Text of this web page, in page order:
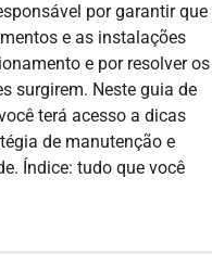
por garantir que
e as instalações
e por resolver os
surgirem. Neste guia de
terá acesso a dicas
de manutenção e
Índice: tudo que você